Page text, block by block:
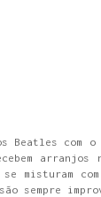
Beatles com
arranjos
misturam
sempre